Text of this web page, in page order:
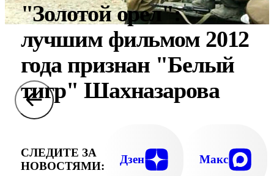
"Золотой орел":
лучшим фильмом 2012
года признан "Белый
тигр" Шахназарова
СЛЕДИТЕ ЗА
НОВОСТЯМИ:
Дзен Макс